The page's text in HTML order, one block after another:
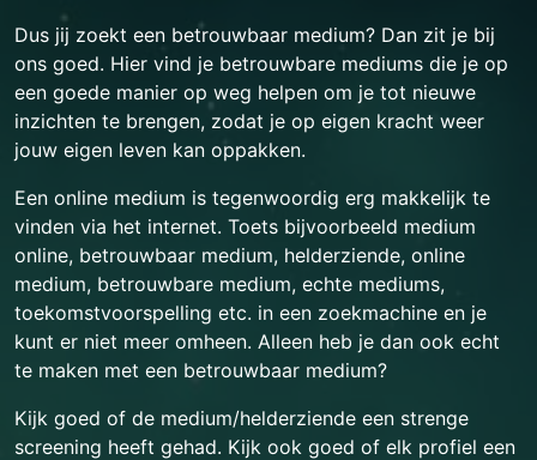
Dus jij zoekt een betrouwbaar medium? Dan zit je bij
ons goed. Hier vind je betrouwbare mediums die je op
een goede manier op weg helpen om je tot nieuwe
inzichten te brengen, zodat je op eigen kracht weer
jouw eigen leven kan oppakken.
Een online medium is tegenwoordig erg makkelijk te
vinden via het internet. Toets bijvoorbeeld medium
online, betrouwbaar medium, helderziende, online
medium, betrouwbare medium, echte mediums,
toekomstvoorspelling etc. in een zoekmachine en je
kunt er niet meer omheen. Alleen heb je dan ook echt
te maken met een betrouwbaar medium?
Kijk goed of de medium/helderziende een strenge
screening heeft gehad. Kijk ook goed of elk profiel een